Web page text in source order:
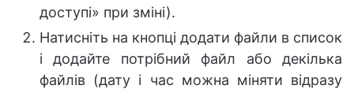
доступі» при зміні).
Натисніть на кнопці додати файли в список
і додайте потрібний файл або декілька
файлів (дату і час можна міняти відразу